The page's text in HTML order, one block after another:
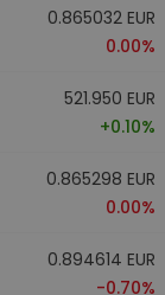
0.865032 EUR
0.00%
521.950 EUR
+0.10%
0.865298 EUR
0.00%
0.894614 EUR
-0.70%